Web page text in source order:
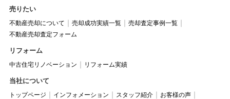
売りたい
不動産売却について 売却成功実績一覧
売却査定事例一覧
不動産売却査定フォーム
リフォーム
中古住宅リノベーション リフォーム実績
当社について
トップページ インフォメーション スタッフ紹介
お客様の声